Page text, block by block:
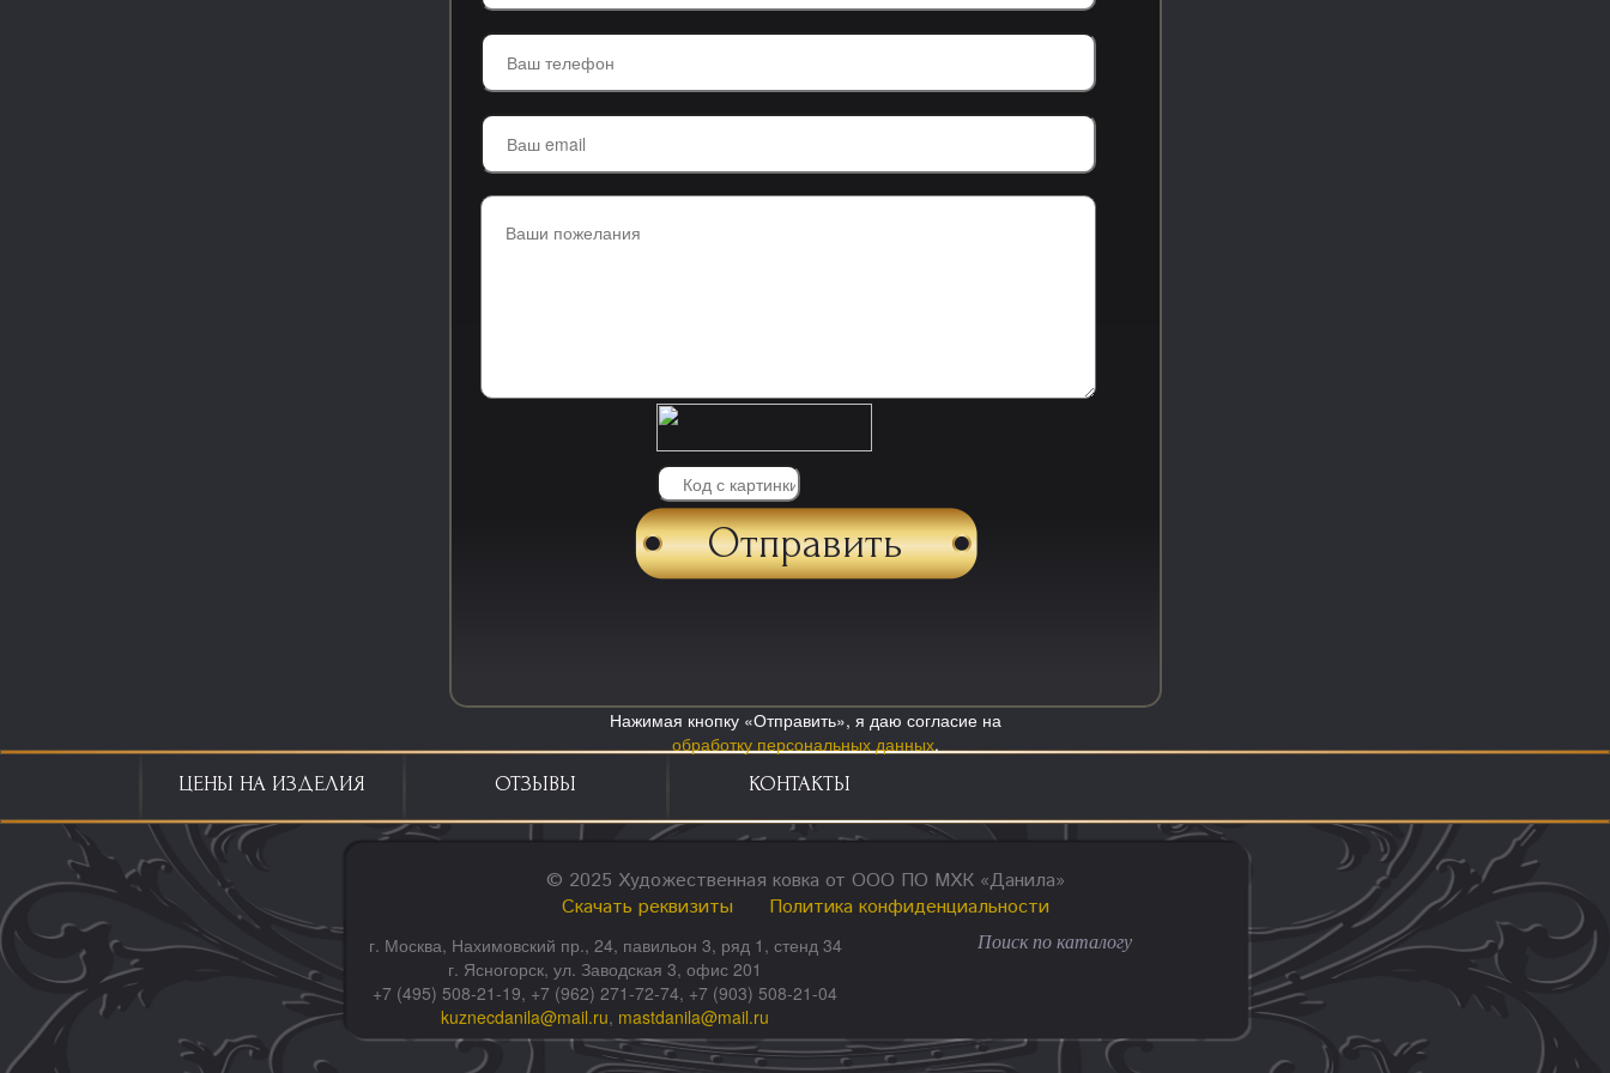
Нажимая кнопку «Отправить», я даю согласие на
обработку персональных данных.
ЦЕНЫ НА ИЗДЕЛИЯ ОТЗЫВЫ КОНТАКТЫ
© 2025 Художественная ковка от ООО ПО МХК «Данила»
Скачать реквизиты
Политика конфиденциальности
г. Москва, Нахимовский пр., 24, павильон 3, ряд 1, стенд 34
г. Ясногорск, ул. Заводская 3, офис 201
+7 (495) 508-21-19, +7 (962) 271-72-74, +7 (903) 508-21-04
kuznecdanila@mail.ru, mastdanila@mail.ru